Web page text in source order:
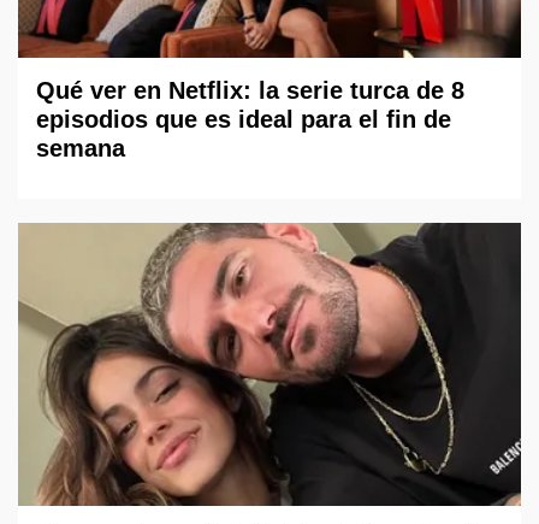
Qué ver en Netflix: la serie turca de 8
episodios que es ideal para el fin de
semana